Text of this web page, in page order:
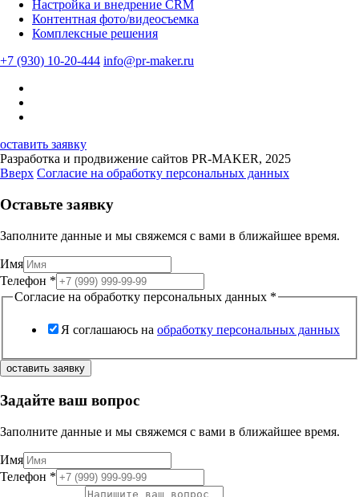
Настройка и внедрение CRM
Контентная фото/видеосъемка
Комплексные решения
+7 (930) 10-20-444 info@pr-maker.ru
оставить заявку
Разработка и продвижение сайтов PR-MAKER, 2025
Вверх Согласие на обработку персональных данных
Оставьте заявку
Заполните данные и мы свяжемся с вами в ближайшее время.
Имя
Телефон *
Согласие на обработку персональных данных *
Я соглашаюсь на обработку персональных данных
оставить заявку
Задайте ваш вопрос
Заполните данные и мы свяжемся с вами в ближайшее время.
Имя
Телефон *